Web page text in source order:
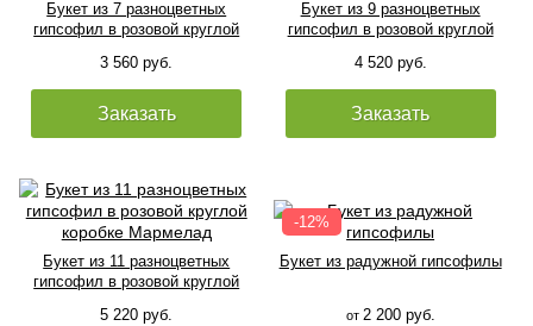
Букет из 7 разноцветных
гипсофил в розовой круглой
3 560 руб.
Заказать
Букет из 9 разноцветных
гипсофил в розовой круглой
4 520 руб.
Заказать
Букет из 11 разноцветных
гипсофил в розовой круглой
5 220 руб.
Букет из радужной гипсофилы
от 2 200 руб.